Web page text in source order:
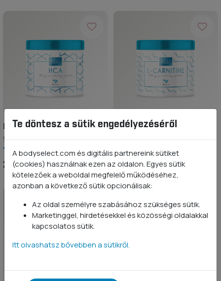
HCA (Hidroxi citromsav)
90 kapszula
3 990 Ft
L-karnitin
90 kapszula
3 990 Ft
Te döntesz a sütik engedélyezéséről
A bodyselect.com és digitális partnereink sütiket
(cookies) használnak ezen az oldalon. Egyes sütik
kötelezőek a weboldal megfelelő működéséhez,
azonban a következő sütik opcionálisak:
Az oldal személyre szabásához szükséges sütik.
Marketinggel, hirdetésekkel és közösségi oldalakkal
kapcsolatos sütik.
Itt olvashatsz bővebben a sütikről.